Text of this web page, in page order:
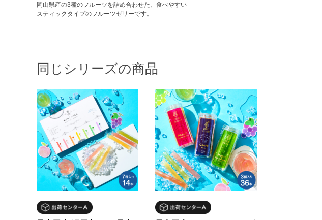
岡山県産の3種のフルーツを詰め合わせた、食べやすい
スティックタイプのフルーツゼリーです。
同じシリーズの商品